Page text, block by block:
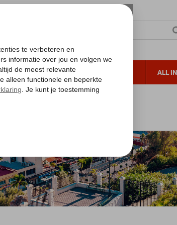
ZONVAKANTIES VERRE REIZEN ALL
Gratis annuleren*